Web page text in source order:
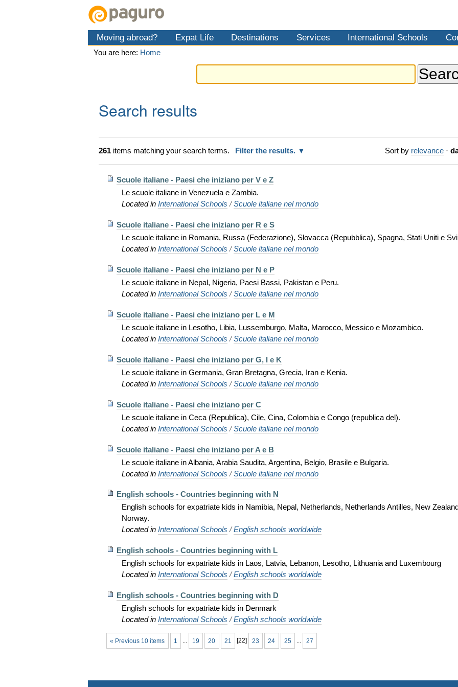
Moving abroad? Expat Life Destinations Services International Schools
You are here: Home
Search results
261 items matching your search terms. Filter the results. Sort by relevance ·
Scuole italiane - Paesi che iniziano per V e Z
Le scuole italiane in Venezuela e Zambia.
Located inInternational Schools /Scuole italiane nel mondo
Scuole italiane - Paesi che iniziano per R e S
Le scuole italiane in Romania, Russa (Federazione), Slovacca (Repubblica), Spagna, Stati Uniti e
Located inInternational Schools /Scuole italiane nel mondo
Scuole italiane - Paesi che iniziano per N e P
Le scuole italiane in Nepal, Nigeria, Paesi Bassi, Pakistan e Peru.
Located inInternational Schools /Scuole italiane nel mondo
Scuole italiane - Paesi che iniziano per L e M
Le scuole italiane in Lesotho, Libia, Lussemburgo, Malta, Marocco, Messico e Mozambico.
Located inInternational Schools /Scuole italiane nel mondo
Scuole italiane - Paesi che iniziano per G, I e K
Le scuole italiane in Germania, Gran Bretagna, Grecia, Iran e Kenia.
Located inInternational Schools /Scuole italiane nel mondo
Scuole italiane - Paesi che iniziano per C
Le scuole italiane in Ceca (Republica), Cile, Cina, Colombia e Congo (republica del).
Located inInternational Schools /Scuole italiane nel mondo
Scuole italiane - Paesi che iniziano per A e B
Le scuole italiane in Albania, Arabia Saudita, Argentina, Belgio, Brasile e Bulgaria.
Located inInternational Schools /Scuole italiane nel mondo
English schools - Countries beginning with N
English schools for expatriate kids in Namibia, Nepal, Netherlands, Netherlands Antilles, New
Norway.
Located inInternational Schools /English schools worldwide
English schools - Countries beginning with L
English schools for expatriate kids in Laos, Latvia, Lebanon, Lesotho, Lithuania and Luxembourg
Located inInternational Schools /English schools worldwide
English schools - Countries beginning with D
English schools for expatriate kids in Denmark
Located inInternational Schools /English schools worldwide
« Previous 10 items 1 19 20 21 [22] 23 24 25 27